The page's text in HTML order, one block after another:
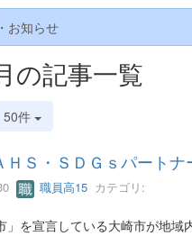
お知らせ
の記事一覧
50件
ＨＳ・ＳＤＧｓパート
職員高15 カテゴリ:
」を宣言している大崎市が地